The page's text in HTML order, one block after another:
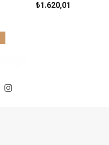
₺1.620,01